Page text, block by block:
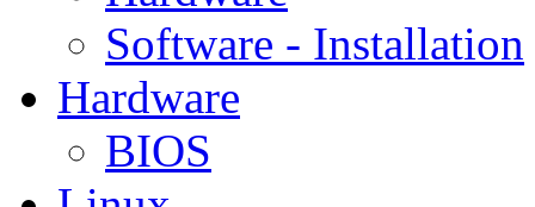
Software - Installation
Hardware
BIOS